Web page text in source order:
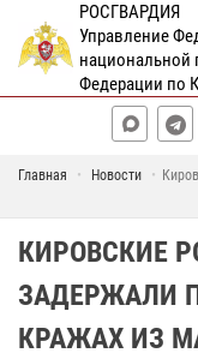
РОСГВАРДИЯ
Управление
национальной
Федерации по
Главная Новости
КИРОВСКИЕ
ЗАДЕРЖАЛИ
КРАЖАХ ИЗ